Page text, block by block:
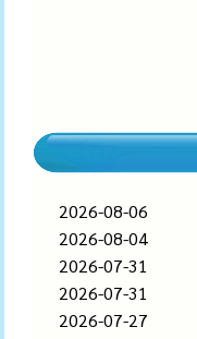
2026-08-06
2026-08-04
2026-07-31
2026-07-31
2026-07-27